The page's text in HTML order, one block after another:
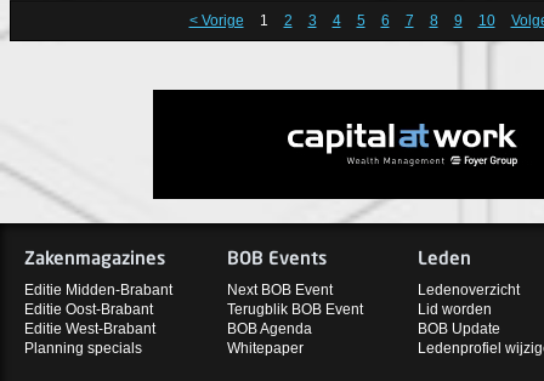
< Vorige 1 2 3 4 5 6 7 8 9 10
Zakenmagazines
Editie Midden-Brabant
Editie Oost-Brabant
Editie West-Brabant
Planning specials
BOB Events
Next BOB Event
Terugblik BOB Event
BOB Agenda
Whitepaper
Leden
Ledenoverzicht
Lid worden
BOB Update
Ledenprofiel